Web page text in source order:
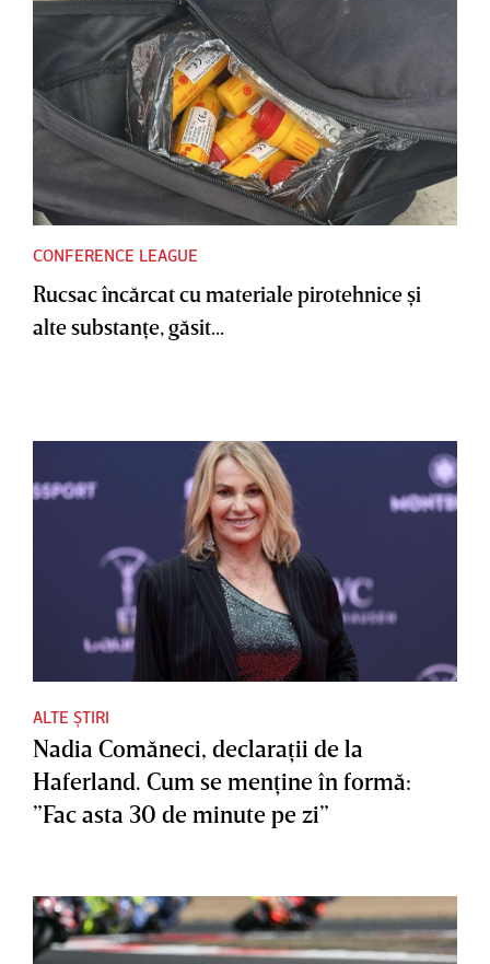
CONFERENCE LEAGUE
Rucsac încărcat cu materiale pirotehnice şi
alte substanţe, găsit...
ALTE ȘTIRI
Nadia Comăneci, declaraţii de la
Haferland. Cum se menţine în formă:
”Fac asta 30 de minute pe zi”